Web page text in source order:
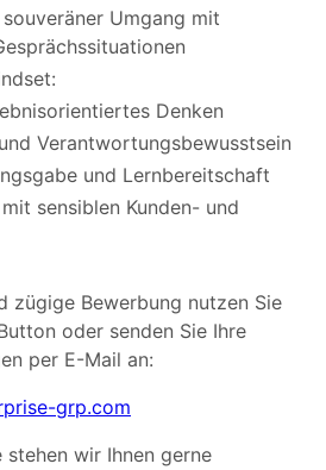
Umgang mit
Denken
Verantwortungsbewusstsein
und Lernbereitschaft
sensiblen Kunden- und
zügige Bewerbung nutzen Sie
oder senden Sie Ihre
per E-Mail an:
grp.com
stehen wir Ihnen gerne